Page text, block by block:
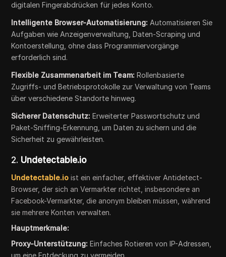
digitalen Fingerabdrücken für jedes Konto.
Intelligente Browser-Automatisierung: Automatisieren Sie
Aufgaben wie Anzeigenverwaltung, Daten-Scraping und
Kontoerstellung, ohne dass Programmiervorgänge
erforderlich sind.
Flexible Zusammenarbeit im Team: Rollenbasierte
Zugriffs- und Betriebsprotokolle zur Verwaltung von Teams
über verschiedene Standorte hinweg.
Sicherer Datenschutz: Erweiterter Passwortschutz und
Paket-Sniffing-Erkennung, um Daten zu sichern und die
Sicherheit zu gewährleisten.
2. Undetectable.io
Undetectable.io ist ein einfacher, effektiver Antidetect-
Browser, der sich an Vermarkter richtet, insbesondere an
Facebook-Vermarkter, die anonym bleiben müssen, während
sie mehrere Konten verwalten.
Hauptmerkmale:
Proxy-Unterstützung: Einfaches Rotieren von IP-Adressen,
um eine Entdeckung zu vermeiden.